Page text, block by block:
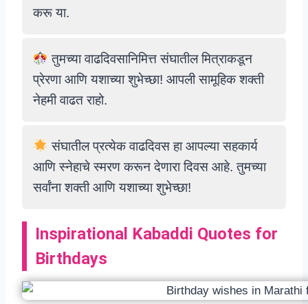
करू या.
तुमच्या वाढदिवसानिमित्त संघातील मित्राकडून
प्रेरणा आणि यशाच्या शुभेच्छा! आपली सामूहिक शक्ती
नेहमी वाढत राहो.
संघातील प्रत्येक वाढदिवस हा आपल्या सहकार्य
आणि स्नेहाचे स्मरण करून देणारा दिवस आहे. तुमच्या
सर्वांना शक्ती आणि यशाच्या शुभेच्छा!
Inspirational Kabaddi Quotes for
Birthdays